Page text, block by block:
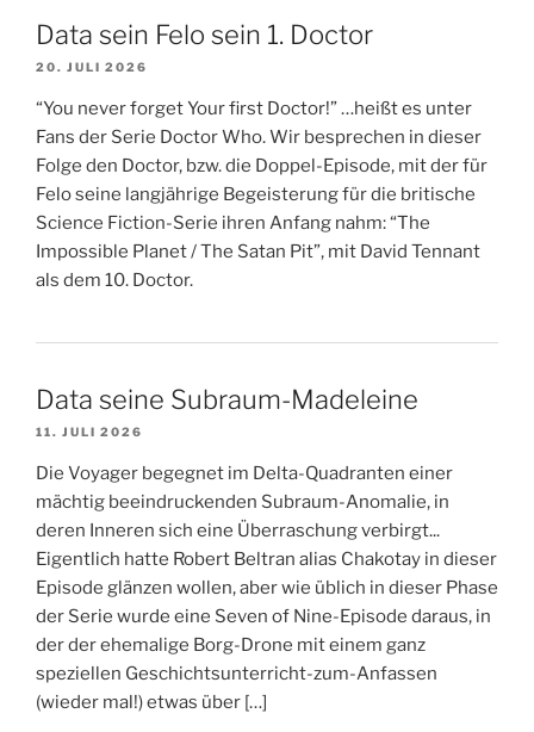
Data sein Felo sein 1. Doctor
20. JULI 2026
“You never forget Your first Doctor!” …heißt es unter
Fans der Serie Doctor Who. Wir besprechen in dieser
Folge den Doctor, bzw. die Doppel-Episode, mit der für
Felo seine langjährige Begeisterung für die britische
Science Fiction-Serie ihren Anfang nahm: “The
Impossible Planet / The Satan Pit”, mit David Tennant
als dem 10. Doctor.
Data seine Subraum-Madeleine
11. JULI 2026
Die Voyager begegnet im Delta-Quadranten einer
mächtig beeindruckenden Subraum-Anomalie, in
deren Inneren sich eine Überraschung verbirgt...
Eigentlich hatte Robert Beltran alias Chakotay in dieser
Episode glänzen wollen, aber wie üblich in dieser Phase
der Serie wurde eine Seven of Nine-Episode daraus, in
der der ehemalige Borg-Drone mit einem ganz
speziellen Geschichtsunterricht-zum-Anfassen
(wieder mal!) etwas über […]